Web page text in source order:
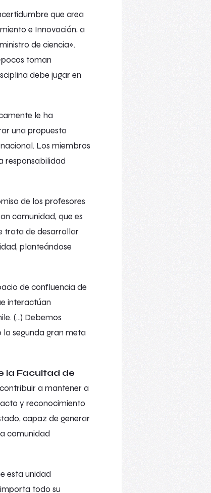
que crea
e Innovación, a
de ciencia».
toman
debe jugar en
le ha
una propuesta
Los miembros
responsabilidad
de los profesores
comunidad, que es
trata de desarrollar
planteándose
de confluencia de
interactúan
(…) Debemos
la segunda gran meta
la Facultad de
a mantener a
y reconocimiento
capaz de generar
comunidad
esta unidad
todo su